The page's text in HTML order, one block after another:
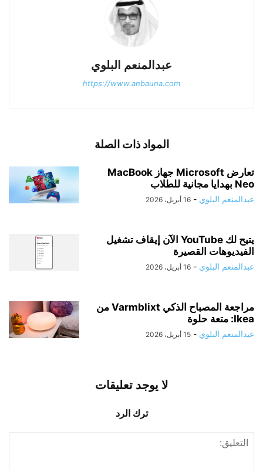
عبدالمنعم البلوي
https://www.anbauna.com
المواد ذات الصلة
تعارض Microsoft جهاز MacBook
Neo بهدايا مجانية للطلاب
عبدالمنعم البلوي - 16 أبريل، 2026
يتيح لك YouTube الآن إيقاف تشغيل
الفيديوهات القصيرة
عبدالمنعم البلوي - 16 أبريل، 2026
مراجعة المصباح الذكي Varmblixt من
Ikea: متعة حلوة
عبدالمنعم البلوي - 15 أبريل، 2026
لا يوجد تعليقات
ترك الرد